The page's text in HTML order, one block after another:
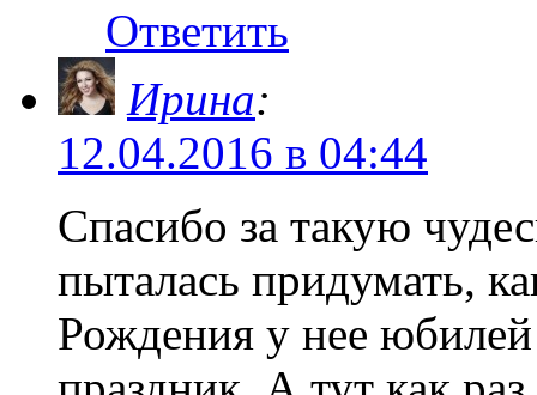
Ответить
Ирина:
12.04.2016 в 04:44
Спасибо за такую
пыталась придумать,
Рождения у нее